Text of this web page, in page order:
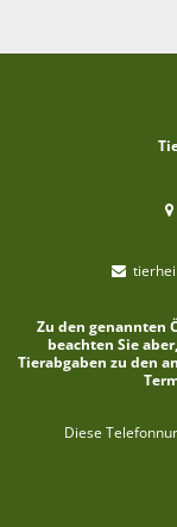
Zu den genannten
beachten Sie
Tierabgaben zu den
Diese